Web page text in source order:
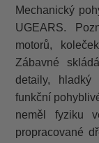
Mechanický
UGEARS.
motorů,
Zábavné
detaily,
funkční
neměl fyziku
propracované